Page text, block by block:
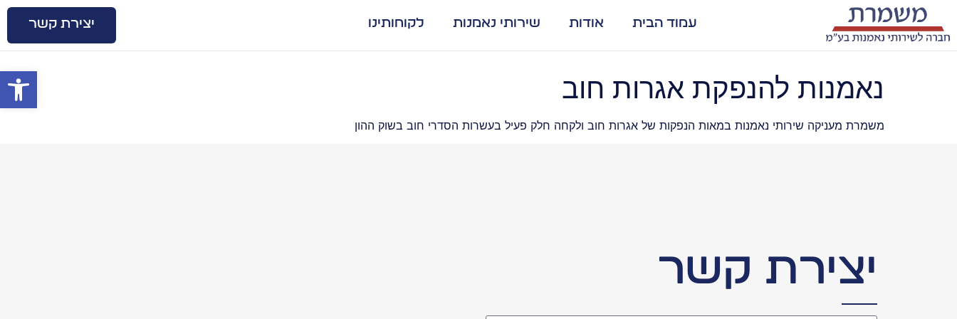
פתח
עמוד הבית אודות שירותי נאמנות לקוחותינו יצירת קשר
נאמנות להנפקת אגרות חוב
משמרת מעניקה שירותי נאמנות במאות הנפקות של אגרות חוב ולקחה חלק פעיל בעשרות הסדרי חוב בשוק ההון
יצירת קשר